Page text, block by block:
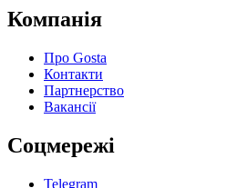
Компанія
Про Gosta
Контакти
Партнерство
Вакансії
Соцмережі
Telegram